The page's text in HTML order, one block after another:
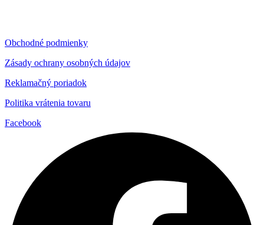
Obchodné podmienky
Zásady ochrany osobných údajov
Reklamačný poriadok
Politika vrátenia tovaru
Facebook